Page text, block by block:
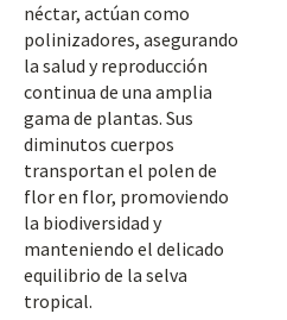
néctar, actúan como
polinizadores, asegurando
la salud y reproducción
continua de una amplia
gama de plantas. Sus
diminutos cuerpos
transportan el polen de
flor en flor, promoviendo
la biodiversidad y
manteniendo el delicado
equilibrio de la selva
tropical.